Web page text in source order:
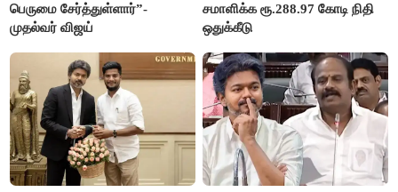
பெருமை சேர்த்துள்ளார்”-
முதல்வர் விஜய்
சமாளிக்க ரூ.288.97 கோடி நிதி
ஒதுக்கீடு